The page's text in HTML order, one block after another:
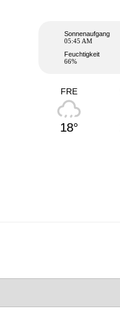
Sonnenaufgang
05:45 AM
Feuchtigkeit
66%
FRE
18°